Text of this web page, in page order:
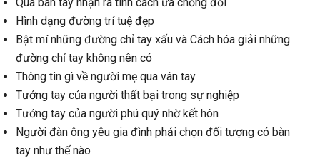
Hình dạng đường trí tuệ đẹp
Bật mí những đường chỉ tay xấu và Cách hóa giải những
đường chỉ tay không nên có
Thông tin gì về người mẹ qua vân tay
Tướng tay của người thất bại trong sự nghiệp
Tướng tay của người phú quý nhờ kết hôn
Người đàn ông yêu gia đình phải chọn đối tượng có bàn
tay như thế nào